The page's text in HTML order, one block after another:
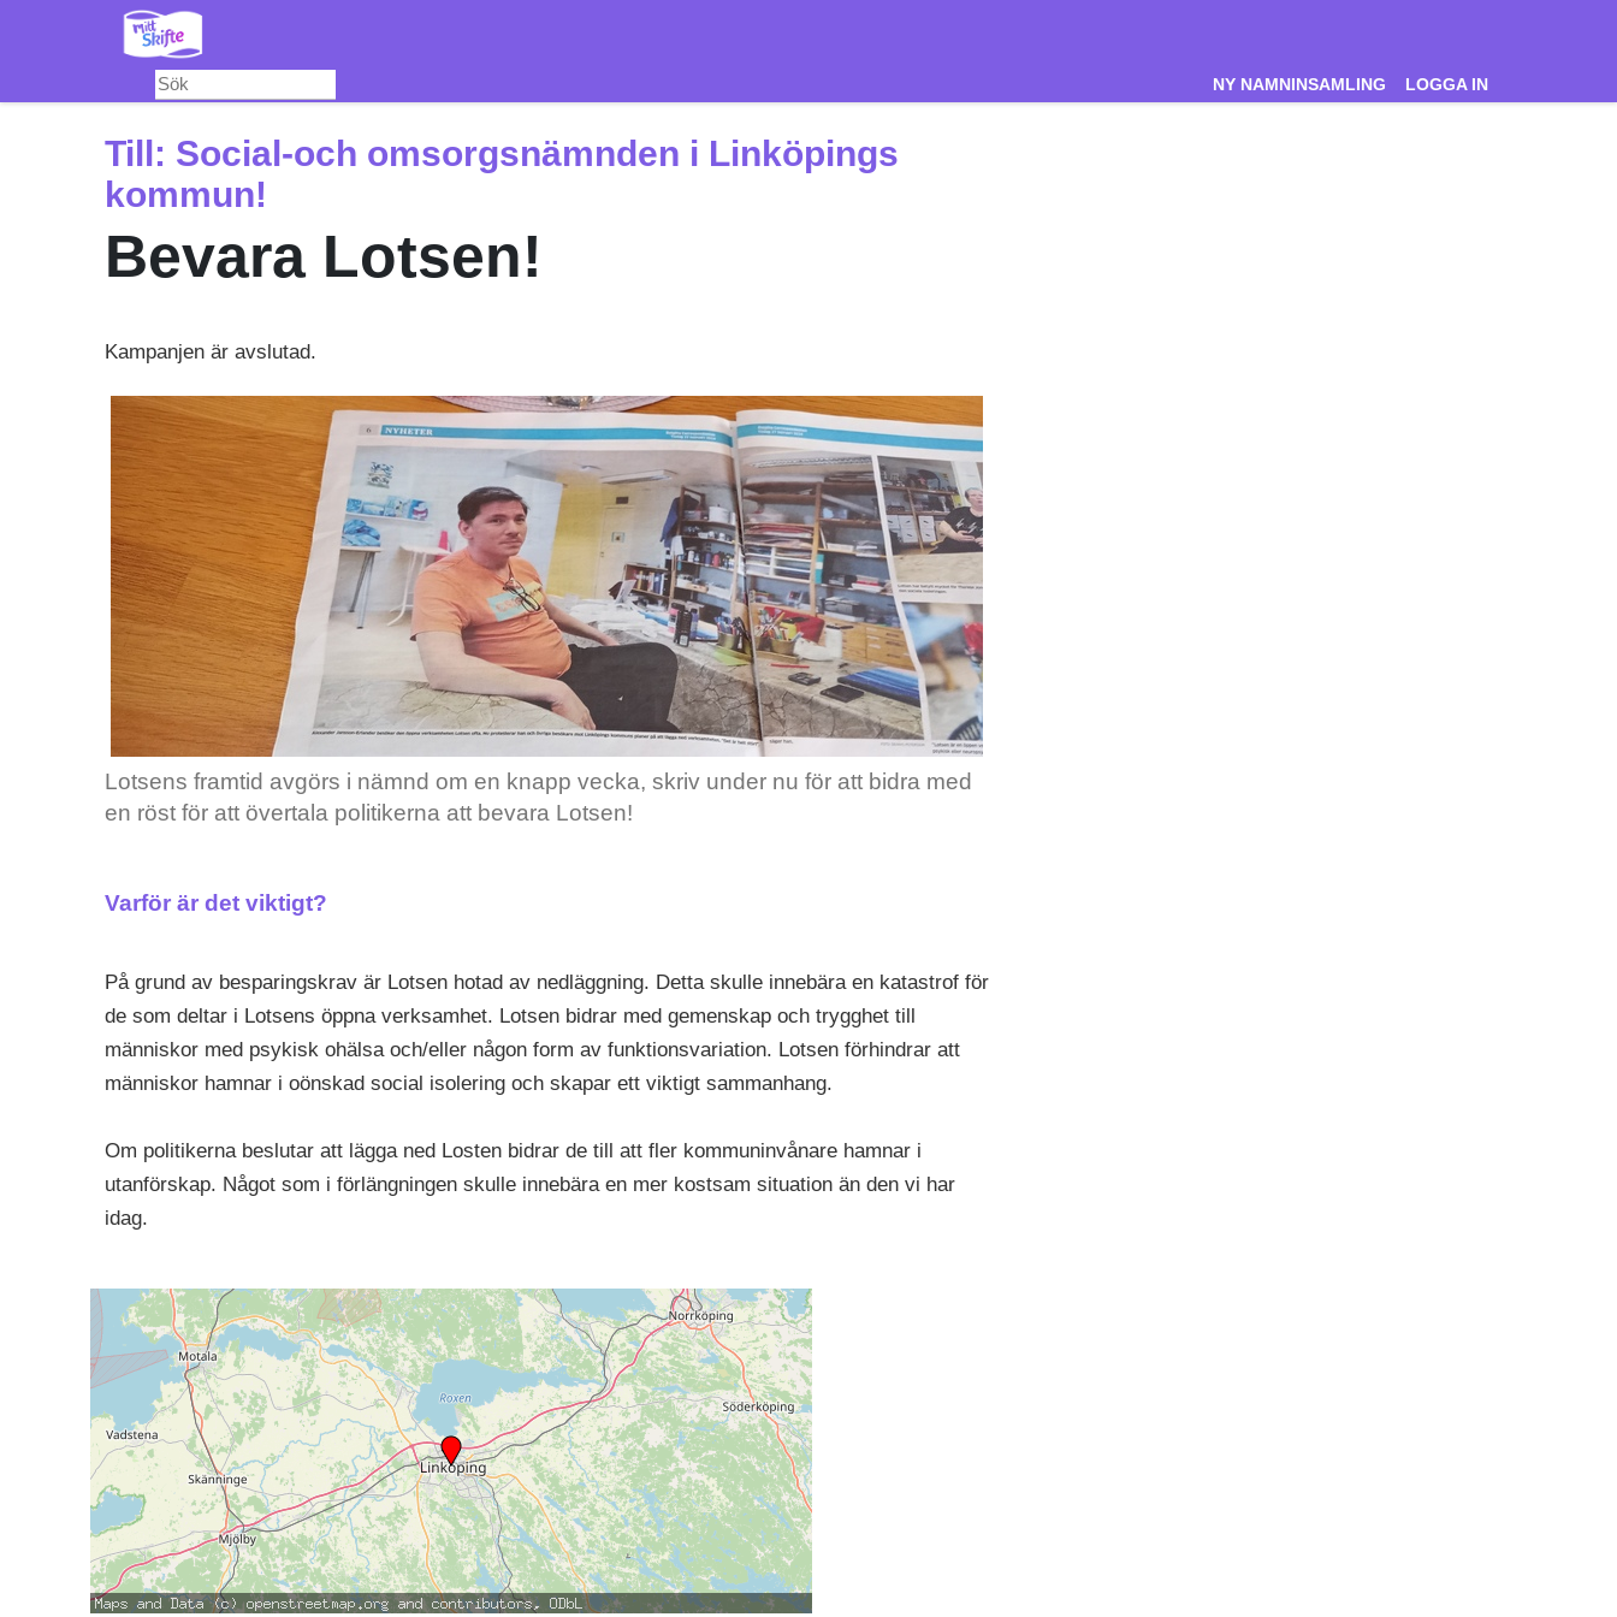
NY NAMNINSAMLING LOGGA IN
Till: Social-och omsorgsnämnden i Linköpings
kommun!
Bevara Lotsen!
Kampanjen är avslutad.
Lotsens framtid avgörs i nämnd om en knapp vecka, skriv under nu för att bidra med
en röst för att övertala politikerna att bevara Lotsen!
Varför är det viktigt?
På grund av besparingskrav är Lotsen hotad av nedläggning. Detta skulle innebära en katastrof för
de som deltar i Lotsens öppna verksamhet. Lotsen bidrar med gemenskap och trygghet till
människor med psykisk ohälsa och/eller någon form av funktionsvariation. Lotsen förhindrar att
människor hamnar i oönskad social isolering och skapar ett viktigt sammanhang.
Om politikerna beslutar att lägga ned Losten bidrar de till att fler kommuninvånare hamnar i
utanförskap. Något som i förlängningen skulle innebära en mer kostsam situation än den vi har
idag.